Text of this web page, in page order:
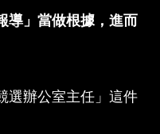
導」當做根據，進而
選辦公室主任」這件